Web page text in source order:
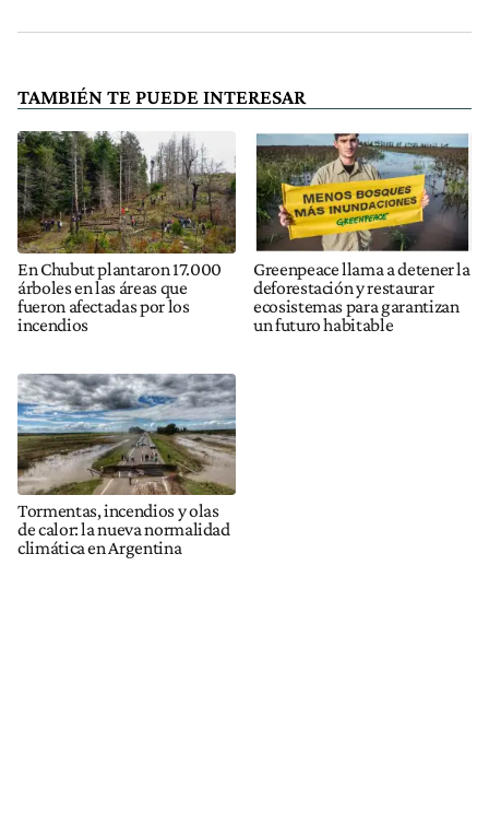
TAMBIÉN TE PUEDE INTERESAR
En Chubut plantaron 17.000
árboles en las áreas que
fueron afectadas por los
incendios
Greenpeace llama a detener la
deforestación y restaurar
ecosistemas para garantizan
un futuro habitable
Tormentas, incendios y olas
de calor: la nueva normalidad
climática en Argentina